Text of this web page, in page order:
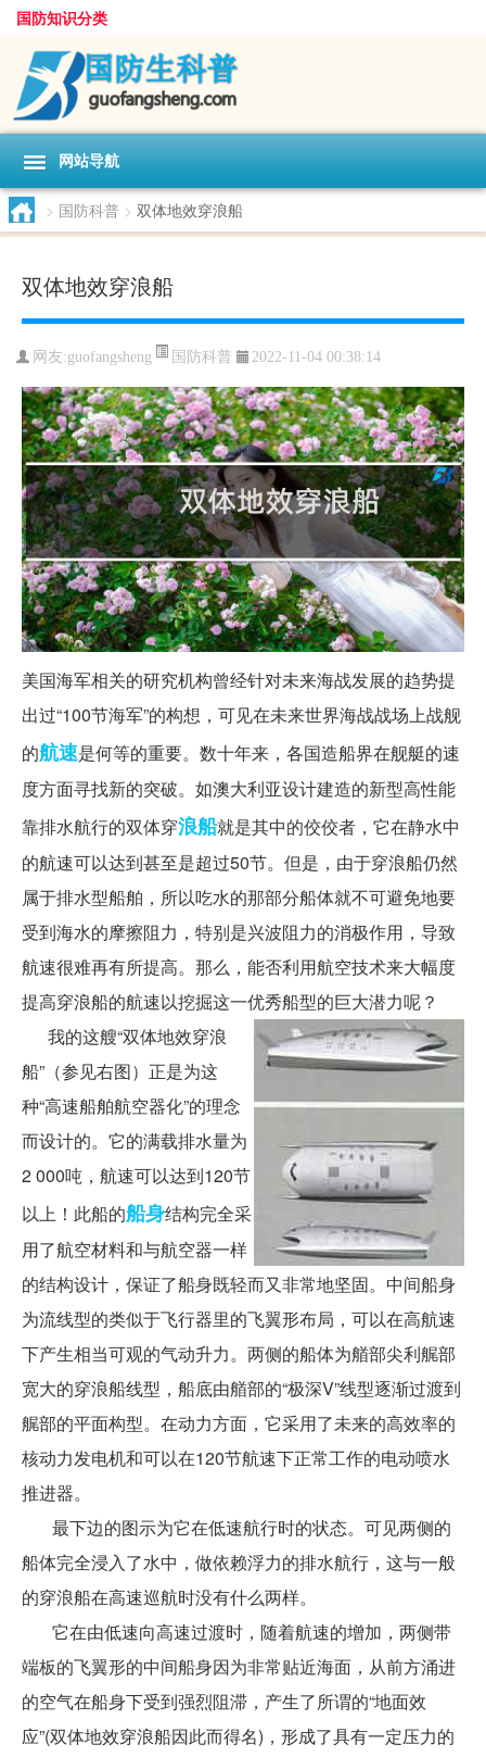
国防知识分类
网站导航
> 国防科普 > 双体地效穿浪船
双体地效穿浪船
网友:guofangsheng 国防科普 2022-11-04 00:38:14
美国海军相关的研究机构曾经针对未来海战发展的趋势提
出过“100节海军”的构想，可见在未来世界海战战场上战舰
的航速是何等的重要。数十年来，各国造船界在舰艇的速
度方面寻找新的突破。如澳大利亚设计建造的新型高性能
靠排水航行的双体穿浪船就是其中的佼佼者，它在静水中
的航速可以达到甚至是超过50节。但是，由于穿浪船仍然
属于排水型船舶，所以吃水的那部分船体就不可避免地要
受到海水的摩擦阻力，特别是兴波阻力的消极作用，导致
航速很难再有所提高。那么，能否利用航空技术来大幅度
提高穿浪船的航速以挖掘这一优秀船型的巨大潜力呢？
我的这艘“双体地效穿浪
船”（参见右图）正是为这
种“高速船舶航空器化”的理念
而设计的。它的满载排水量为
2 000吨，航速可以达到120节
以上！此船的船身结构完全采
用了航空材料和与航空器一样
的结构设计，保证了船身既轻而又非常地坚固。中间船身
为流线型的类似于飞行器里的飞翼形布局，可以在高航速
下产生相当可观的气动升力。两侧的船体为艏部尖利艉部
宽大的穿浪船线型，船底由艏部的“极深V”线型逐渐过渡到
艉部的平面构型。在动力方面，它采用了未来的高效率的
核动力发电机和可以在120节航速下正常工作的电动喷水
推进器。
最下边的图示为它在低速航行时的状态。可见两侧的
船体完全浸入了水中，做依赖浮力的排水航行，这与一般
的穿浪船在高速巡航时没有什么两样。
它在由低速向高速过渡时，随着航速的增加，两侧带
端板的飞翼形的中间船身因为非常贴近海面，从前方涌进
的空气在船身下受到强烈阻滞，产生了所谓的“地面效
应”(双体地效穿浪船因此而得名)，形成了具有一定压力的